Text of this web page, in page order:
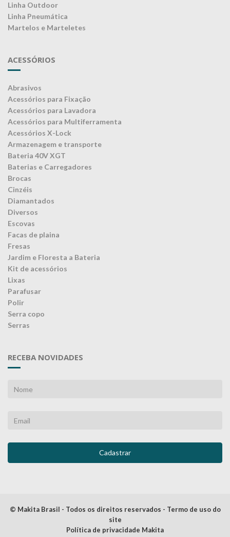
Linha Outdoor
Linha Pneumática
Martelos e Marteletes
ACESSÓRIOS
Abrasivos
Acessórios para Fixação
Acessórios para Lavadora
Acessórios para Multiferramenta
Acessórios X-Lock
Armazenagem e transporte
Bateria 40V XGT
Baterias e Carregadores
Brocas
Cinzéis
Diamantados
Diversos
Escovas
Facas de plaina
Fresas
Jardim e Floresta a Bateria
Kit de acessórios
Lixas
Parafusar
Polir
Serra copo
Serras
RECEBA NOVIDADES
© Makita Brasil - Todos os direitos reservados - Termo de uso do
site
Política de privacidade Makita